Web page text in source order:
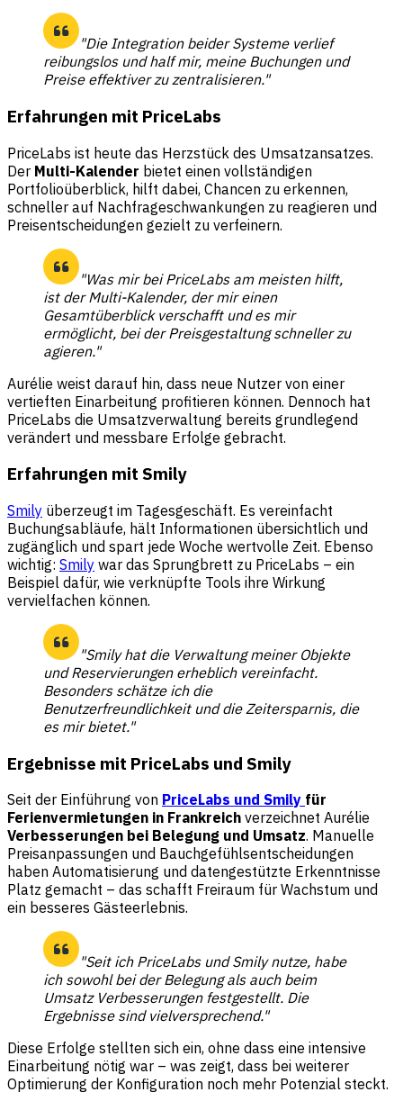
"Die Integration beider Systeme verlief
reibungslos und half mir, meine Buchungen und
Preise effektiver zu zentralisieren."
Erfahrungen mit PriceLabs
PriceLabs ist heute das Herzstück des Umsatzansatzes.
Der Multi-Kalender bietet einen vollständigen
Portfolioüberblick, hilft dabei, Chancen zu erkennen,
schneller auf Nachfrageschwankungen zu reagieren und
Preisentscheidungen gezielt zu verfeinern.
"Was mir bei PriceLabs am meisten hilft,
ist der Multi-Kalender, der mir einen
Gesamtüberblick verschafft und es mir
ermöglicht, bei der Preisgestaltung schneller zu
agieren."
Aurélie weist darauf hin, dass neue Nutzer von einer
vertieften Einarbeitung profitieren können. Dennoch hat
PriceLabs die Umsatzverwaltung bereits grundlegend
verändert und messbare Erfolge gebracht.
Erfahrungen mit Smily
Smily überzeugt im Tagesgeschäft. Es vereinfacht
Buchungsabläufe, hält Informationen übersichtlich und
zugänglich und spart jede Woche wertvolle Zeit. Ebenso
wichtig: Smily war das Sprungbrett zu PriceLabs – ein
Beispiel dafür, wie verknüpfte Tools ihre Wirkung
vervielfachen können.
"Smily hat die Verwaltung meiner Objekte
und Reservierungen erheblich vereinfacht.
Besonders schätze ich die
Benutzerfreundlichkeit und die Zeitersparnis, die
es mir bietet."
Ergebnisse mit PriceLabs und Smily
Seit der Einführung von PriceLabs und Smily für
Ferienvermietungen in Frankreich verzeichnet Aurélie
Verbesserungen bei Belegung und Umsatz. Manuelle
Preisanpassungen und Bauchgefühlsentscheidungen
haben Automatisierung und datengestützte Erkenntnisse
Platz gemacht – das schafft Freiraum für Wachstum und
ein besseres Gästeerlebnis.
"Seit ich PriceLabs und Smily nutze, habe
ich sowohl bei der Belegung als auch beim
Umsatz Verbesserungen festgestellt. Die
Ergebnisse sind vielversprechend."
Diese Erfolge stellten sich ein, ohne dass eine intensive
Einarbeitung nötig war – was zeigt, dass bei weiterer
Optimierung der Konfiguration noch mehr Potenzial steckt.